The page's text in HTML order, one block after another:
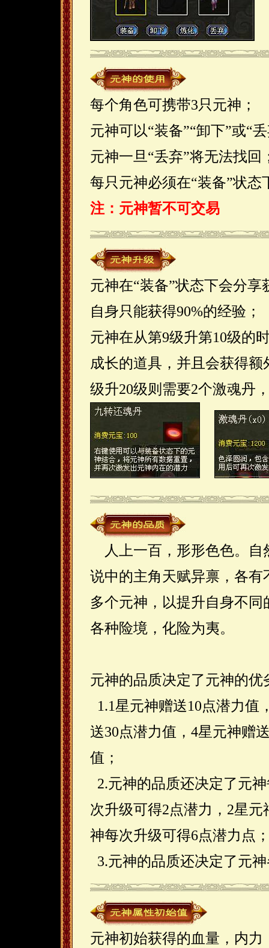
每个角色可携带3只元神；
元神可以“装备”“卸下”或“
元神一旦“丢弃”将无法找回
每只元神必须在“装备”状
注：元神暂不可交易
元神在“装备”状态下会分
自身只能获得90%的经验；
元神在从第9级升第10级的
成长的道具，并且会获得额
级升20级则需要2个激魂丹
人上一百，形形色色。自
说中的主角天赋异禀，各
多个元神，以提升自身不
各种险境，化险为夷。
元神的品质决定了元神的优
1.1星元神赠送10点潜力值
送30点潜力值，4星元神赠
值；
2.元神的品质还决定了元
次升级可得2点潜力，2星
神每次升级可得6点潜力点
3.元神的品质还决定了元
元神初始获得的血量，内